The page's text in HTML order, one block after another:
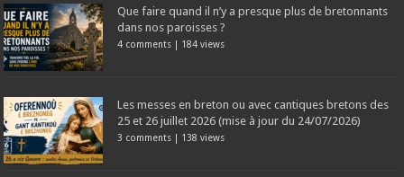
Que faire quand il n’y a presque plus de bretonnants
dans nos paroisses ?
4 comments | 184 views
Les messes en breton ou avec cantiques bretons des
25 et 26 juillet 2026 (mise à jour du 24/07/2026)
3 comments | 138 views